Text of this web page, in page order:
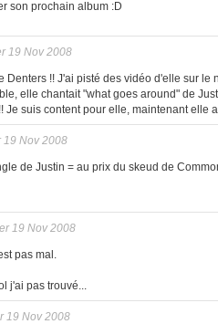
son prochain album :D
19 Nov 2008
Denters !! J'ai pisté des vidéo d'elle sur le
elle chantait "what goes around" de
Je suis content pour elle, maintenant elle
19 Nov 2008
de Justin = au prix du skeud de
19 Nov 2008
pas mal.
j'ai pas trouvé...
19 Nov 2008